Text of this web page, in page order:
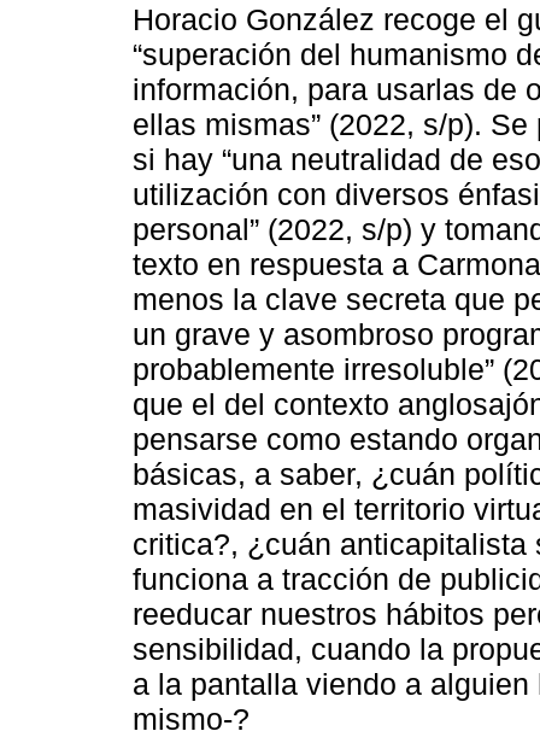
Horacio González recoge el
“superación del humanismo
información, para usarlas de
ellas mismas” (2022, s/p).
si hay “una neutralidad de
utilización con diversos
personal” (2022, s/p) y
texto en respuesta a
menos la clave secreta que
un grave y asombroso
probablemente irresoluble”
que el del contexto
pensarse como estando
básicas, a saber, ¿cuán
masividad en el territorio
critica?, ¿cuán
funciona a tracción de
reeducar nuestros hábitos
sensibilidad, cuando la
a la pantalla viendo a
mismo-?